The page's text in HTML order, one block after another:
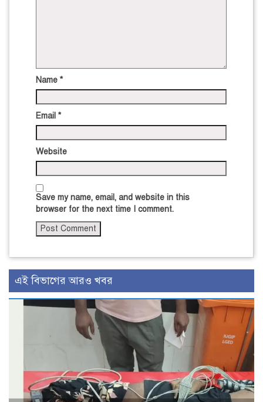
Name *
Email *
Website
Save my name, email, and website in this
browser for the next time I comment.
এই বিভাগের আরও খবর